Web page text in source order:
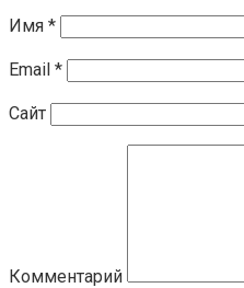
Имя *
Email *
Сайт
Комментарий